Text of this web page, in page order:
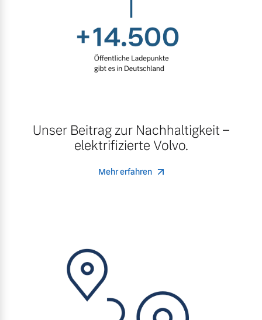
Unser Beitrag zur Nachhaltigkeit –
elektrifizierte Volvo.
Mehr erfahren